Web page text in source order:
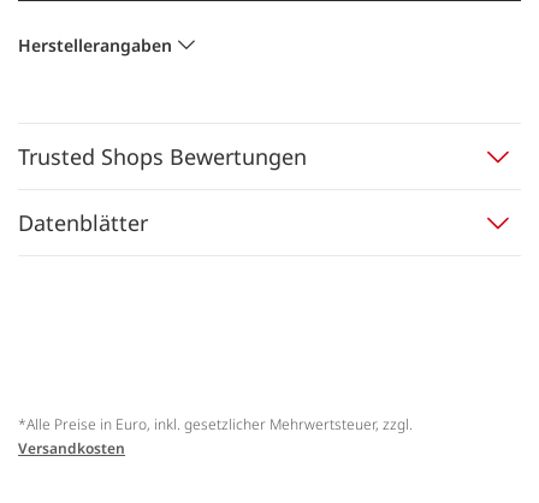
Herstellerangaben
Trusted Shops Bewertungen
Datenblätter
*Alle Preise in Euro, inkl. gesetzlicher Mehrwertsteuer, zzgl.
Versandkosten